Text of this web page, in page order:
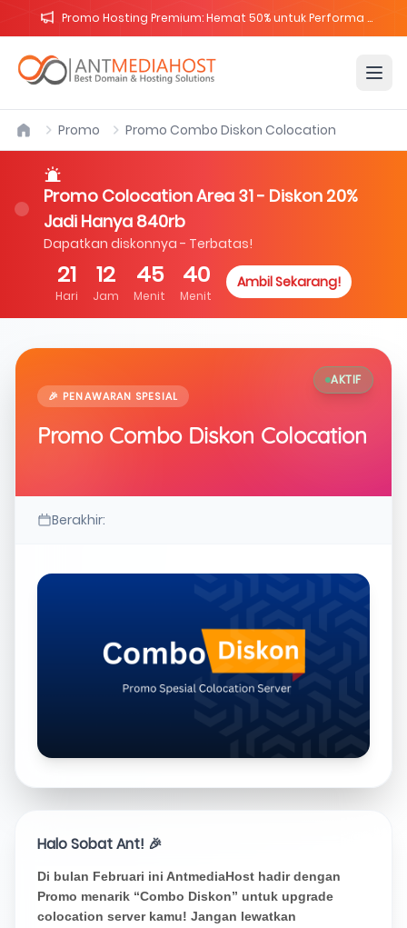
Promo Hosting Premium: Hemat 50% untuk Performa Website Maksimal
Promo Promo Combo Diskon Colocation
Promo Colocation Area 31 - Diskon 20%
Jadi Hanya 840rb
Dapatkan diskonnya - Terbatas!
21
Hari
12
Jam
45
Menit
39
Menit
Ambil Sekarang!
AKTIF
🎉 PENAWARAN SPESIAL
Promo Combo Diskon Colocation
Berakhir:
Halo Sobat Ant! 🎉
Di bulan Februari ini AntmediaHost hadir dengan
Promo menarik “Combo Diskon” untuk upgrade
colocation server kamu! Jangan lewatkan